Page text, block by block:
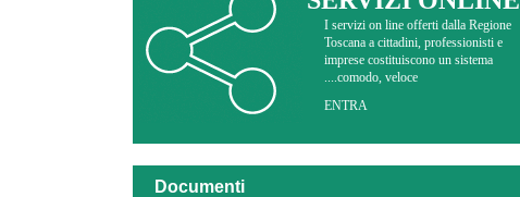
I servizi on line offerti dalla Regione
Toscana a cittadini, professionisti e
imprese costituiscono un sistema
comodo, veloce....
ENTRA
Documenti